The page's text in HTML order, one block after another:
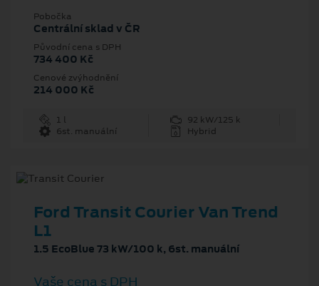
Pobočka
Centrální sklad v ČR
Původní cena s DPH
734 400 Kč
Cenové zvýhodnění
214 000 Kč
1 l
92 kW/125 k
6st. manuální
Hybrid
Ford Transit Courier Van Trend
L1
1.5 EcoBlue 73 kW/100 k, 6st. manuální
Vaše cena s DPH